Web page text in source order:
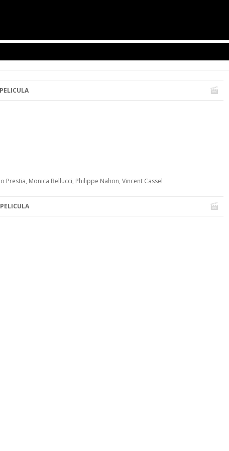
Prestia, Monica Bellucci, Philippe Nahon, Vincent Cassel